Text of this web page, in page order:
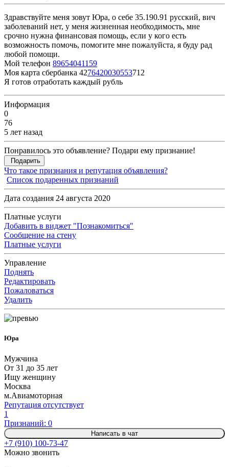
Здравствуйте меня зовут Юра, о себе 35.190.91 русский, вич
заболеваний нет, у меня жизненная необходимость, мне
срочно нужна финансовая помощь, если у кого есть
возможность помочь, помогите мне пожалуйста, я буду рад
любой помощи.
Мой телефон 89654041159
Моя карта сбербанка 4276420030553712
Я готов отработать каждый рубль
Информация
0
76
5 лет назад
Понравилось это объявление? Подари ему признание!
Подарить
Что такое признания и репутация объявления?
Список подаренных признаний
Дата создания 24 августа 2020
Платные услуги
Добавить в виджет "Познакомиться"
Сообщение на стену
Платные услуги
Управление
Поднять
Редактировать
Пожаловаться
Удалить
Юра
Мужчина
От 31 до 35 лет
Ищу женщину
Москва
м.Авиамоторная
Репутация отсутствует
1
Признаний: 0
Написать в чат
+7 (910) 100-73-47
Можно звонить